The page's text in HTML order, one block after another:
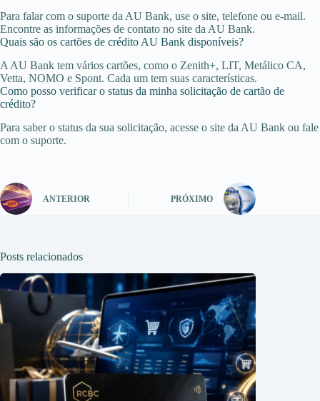
Para falar com o suporte da AU Bank, use o site, telefone ou e-mail.
Encontre as informações de contato no site da AU Bank.
Quais são os cartões de crédito AU Bank disponíveis?
A AU Bank tem vários cartões, como o Zenith+, LIT, Metálico CA,
Vetta, NOMO e Spont. Cada um tem suas características.
Como posso verificar o status da minha solicitação de cartão de
crédito?
Para saber o status da sua solicitação, acesse o site da AU Bank ou fale
com o suporte.
ANTERIOR PRÓXIMO
Posts relacionados